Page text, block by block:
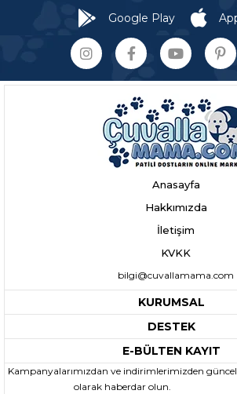
Google Play
Anasayfa
Hakkımızda
İletişim
KVKK
bilgi@cuvallamama.com
KURUMSAL
DESTEK
E-BÜLTEN KAYIT
Kampanyalarımızdan ve indirimlerimizden güncel
olarak haberdar olun.